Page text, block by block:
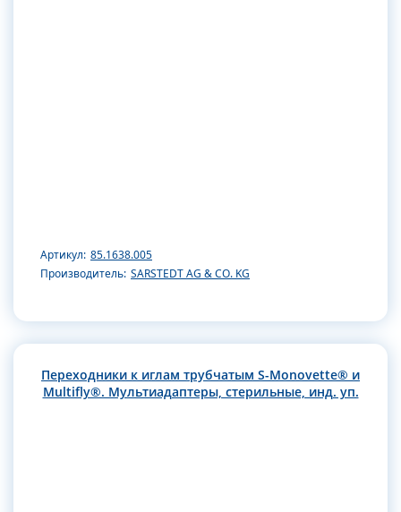
Артикул: 85.1638.005
Производитель: SARSTEDT AG & CO. KG
Переходники к иглам трубчатым S-Monovette® и
Multifly®. Мультиадаптеры, стерильные, инд. уп.